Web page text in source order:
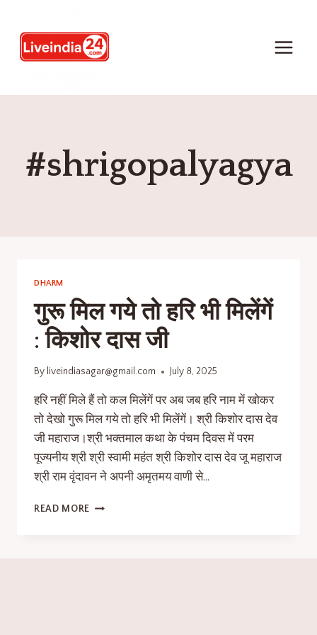
#shrigopalyagya
DHARM
गुरू मिल गये तो हरि भी मिलेंगें
: किशोर दास जी
By liveindiasagar@gmail.com July 8, 2025
हरि नहीं मिले हैं तो कल मिलेंगें पर अब जब हरि नाम में खोकर
तो देखो गुरू मिल गये तो हरि भी मिलेंगें। श्री किशोर दास देव
जी महाराज।श्री भक्तमाल कथा के पंचम दिवस में परम
पूज्यनीय श्री श्री स्वामी महंत श्री किशोर दास देव जू महाराज
श्री राम वृंदावन ने अपनी अमृतमय वाणी से…
READ MORE